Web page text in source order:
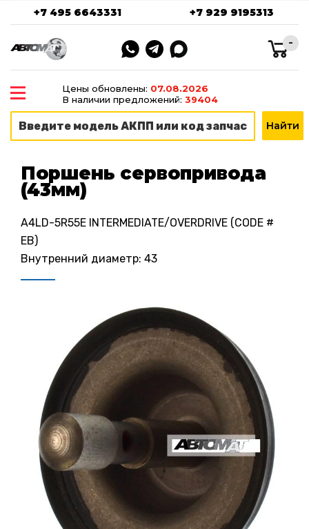
+7 495 6643331 +7 929 9195313
-
Цены обновлены: 07.08.2026
В наличии предложений: 39404
Поршень сервопривода
(43мм)
A4LD-5R55E INTERMEDIATE/OVERDRIVE (CODE #
EB)
Внутренний диаметр: 43